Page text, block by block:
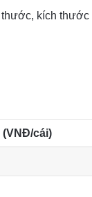
kích thước
cái)